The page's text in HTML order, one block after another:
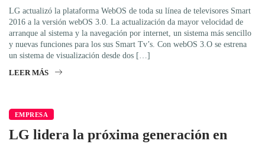
LG actualizó la plataforma WebOS de toda su línea de televisores Smart
2016 a la versión webOS 3.0. La actualización da mayor velocidad de
arranque al sistema y la navegación por internet, un sistema más sencillo
y nuevas funciones para los sus Smart Tv’s. Con webOS 3.O se estrena
un sistema de visualización desde dos […]
LEER MÁS
EMPRESA
LG lidera la próxima generación en